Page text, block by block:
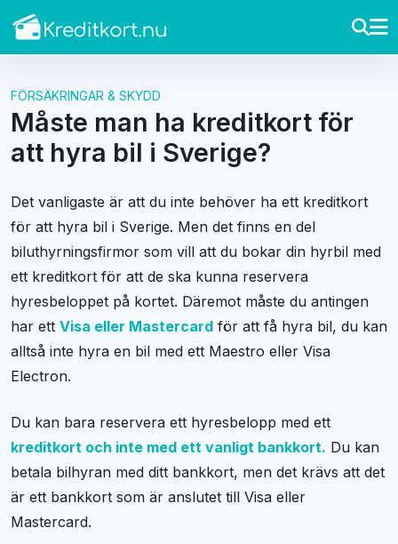
FÖRSÄKRINGAR & SKYDD
Måste man ha kreditkort för
att hyra bil i Sverige?
Det vanligaste är att du inte behöver ha ett kreditkort
för att hyra bil i Sverige. Men det finns en del
biluthyrningsfirmor som vill att du bokar din hyrbil med
ett kreditkort för att de ska kunna reservera
hyresbeloppet på kortet. Däremot måste du antingen
har ett Visa eller Mastercard för att få hyra bil, du kan
alltså inte hyra en bil med ett Maestro eller Visa
Electron.
Du kan bara reservera ett hyresbelopp med ett
kreditkort och inte med ett vanligt bankkort. Du kan
betala bilhyran med ditt bankkort, men det krävs att det
är ett bankkort som är anslutet till Visa eller
Mastercard.